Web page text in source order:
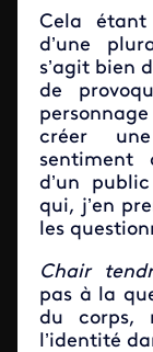
Cela
d’une
s’agit bien
de
créer
sentiment
d’un
qui, j’en
les
Chair
pas à la
du corps,
l’identité